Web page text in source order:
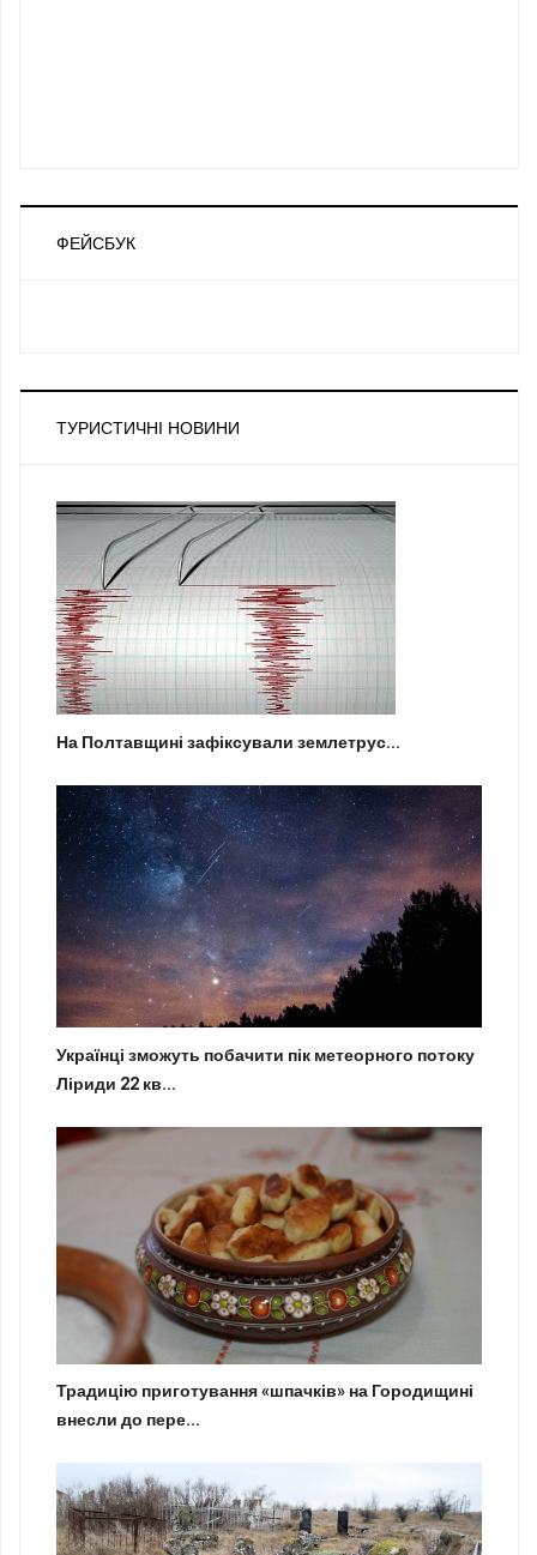
ФЕЙСБУК
ТУРИСТИЧНІ НОВИНИ
На Полтавщині зафіксували землетрус...
Українці зможуть побачити пік метеорного потоку
Ліриди 22 кв...
Традицію приготування «шпачків» на Городищині
внесли до пере...